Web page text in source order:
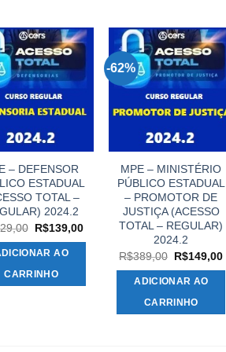
– DEFENSOR
ESTADUAL
TOTAL –
2024.2
O
original
era:
R$329,00.
R$139,00O
R$139,00.
AO
CARRINHO
-62%
MPE – MINISTÉRIO
PÚBLICO ESTADUAL
– PROMOTOR DE
JUSTIÇA (ACESSO
TOTAL – REGULAR)
2024.2
R$389,00 O
original
era:
R$389,00.
R$149,00O
ADICIONAR AO
CARRINHO